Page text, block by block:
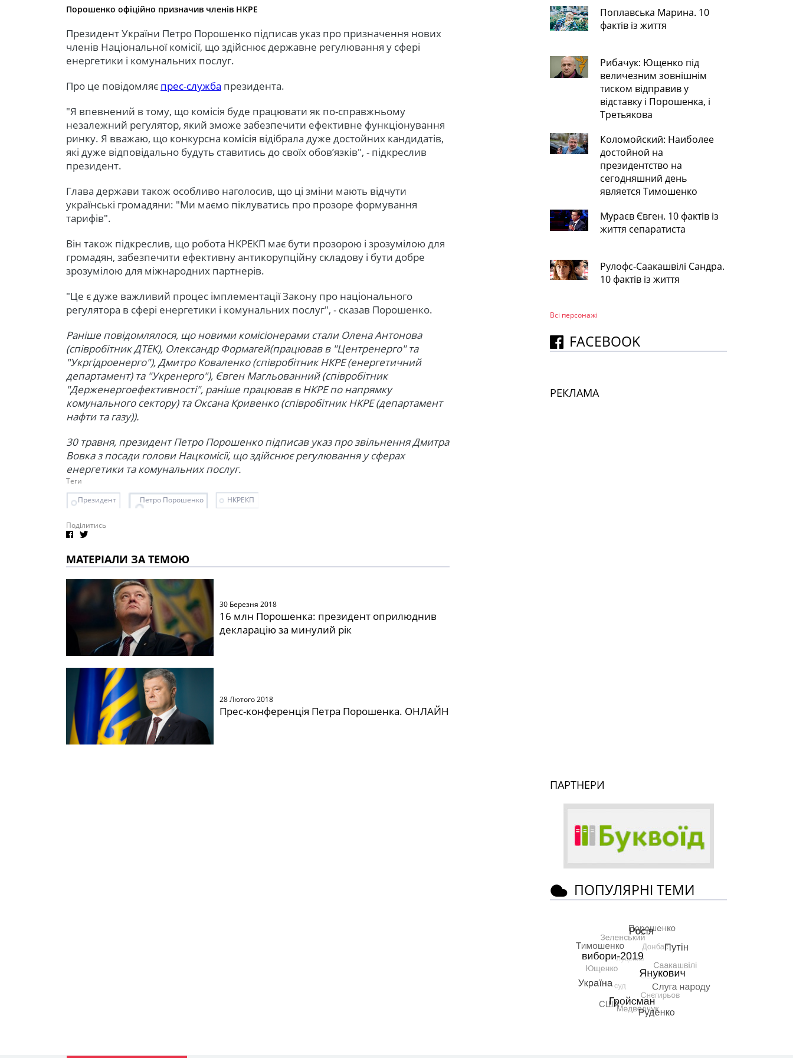
Порошенко офіційно призначив членів НКРЕ
Президент України Петро Порошенко підписав указ про призначення нових
членів Національної комісії, що здійснює державне регулювання у сфері
енергетики і комунальних послуг.
Про це повідомляє прес-служба президента.
"Я впевнений в тому, що комісія буде працювати як по-справжньому
незалежний регулятор, який зможе забезпечити ефективне функціонування
ринку. Я вважаю, що конкурсна комісія відібрала дуже достойних кандидатів,
які дуже відповідально будуть ставитись до своїх обов’язків", - підкреслив
президент.
Глава держави також особливо наголосив, що ці зміни мають відчути
українські громадяни: "Ми маємо піклуватись про прозоре формування
тарифів".
Він також підкреслив, що робота НКРЕКП має бути прозорою і зрозумілою для
громадян, забезпечити ефективну антикорупційну складову і бути добре
зрозумілою для міжнародних партнерів.
"Це є дуже важливий процес імплементації Закону про національного
регулятора в сфері енергетики і комунальних послуг", - сказав Порошенко.
Раніше повідомлялося, що новими комісіонерами стали Олена Антонова
(співробітник ДТЕК), Олександр Формагей(працював в "Центренерго" та
"Укргідроенерго"), Дмитро Коваленко (співробітник НКРЕ (енергетичний
департамент) та "Укренерго"), Євген Магльованний (співробітник
"Держенергоефективності", раніше працював в НКРЕ по напрямку
комунального сектору) та Оксана Кривенко (співробітник НКРЕ (департамент
нафти та газу)).
30 травня, президент Петро Порошенко підписав указ про звільнення Дмитра
Вовка з посади голови Нацкомісії, що здійснює регулювання у сферах
енергетики та комунальних послуг.
Теги
Президент
Петро Порошенко НКРЕКП
Поділитись
МАТЕРІАЛИ ЗА ТЕМОЮ
30 Березня 2018
16 млн Порошенка: президент оприлюднив
декларацію за минулий рік
28 Лютого 2018
Прес-конференція Петра Порошенка. ОНЛАЙН
Поплавська Марина. 10
фактів із життя
Рибачук: Ющенко під
величезним зовнішнім
тиском відправив у
відставку і Порошенка, і
Третьякова
Коломойский: Наиболее
достойной на
президентство на
сегодняшний день
является Тимошенко
Мураєв Євген. 10 фактів із
життя сепаратиста
Рулофс-Саакашвілі Сандра.
10 фактів із життя
Всі персонажi
FACEBOOK
РЕКЛАМА
ПАРТНЕРИ
ПОПУЛЯРНІ ТЕМИ